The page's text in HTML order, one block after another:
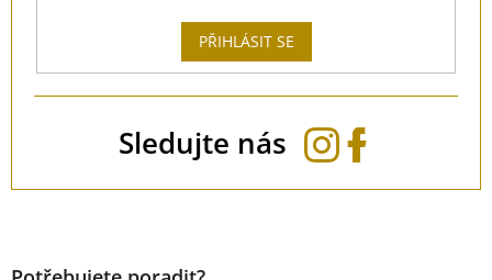
PŘIHLÁSIT SE
Sledujte nás